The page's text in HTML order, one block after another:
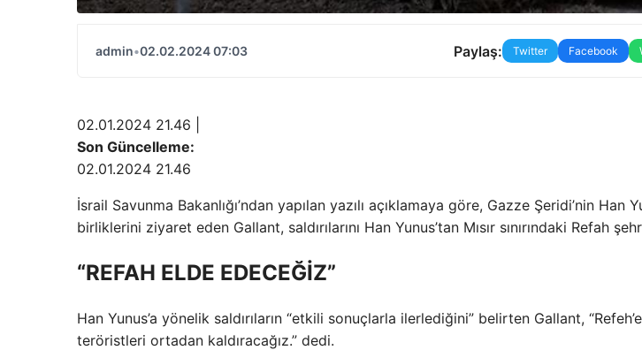
admin•02.02.2024 07:03 Paylaş: Twitter Facebook
02.01.2024 21.46 |
Son Güncelleme:
02.01.2024 21.46
İsrail Savunma Bakanlığı’ndan yapılan yazılı açıklamaya göre, Gazze Şeridi’nin
birliklerini ziyaret eden Gallant, saldırılarını Han Yunus’tan Mısır sınırındaki Refah
“REFAH ELDE EDECEĞİZ”
Han Yunus’a yönelik saldırıların “etkili sonuçlarla ilerlediğini” belirten Gallant,
teröristleri ortadan kaldıracağız.” dedi.